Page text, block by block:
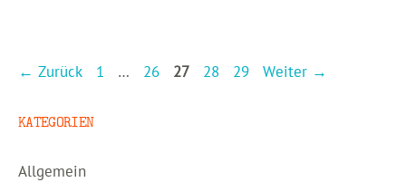
← Zurück Seite
1 … Seite
26 Seite
27 Seite
28 Seite
29 Weiter →
KATEGORIEN
Allgemein